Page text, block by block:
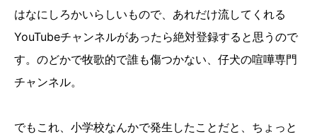
はなにしろかいらしいもので、あれだけ流してくれる
YouTubeチャンネルがあったら絶対登録すると思うので
す。のどかで牧歌的で誰も傷つかない、仔犬の喧嘩専門
チャンネル。
でもこれ、小学校なんかで発生したことだと、ちょっと